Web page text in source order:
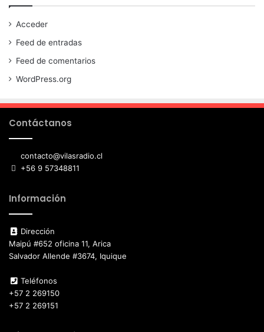
Acceder
Feed de entradas
Feed de comentarios
WordPress.org
Contáctanos
contacto@vilasradio.cl
+56 9 57348811
Información
Dirección
Maipú #652 oficina 11, Arica
Salvador Allende #3674, Iquique
Teléfonos
+57 2 269150
+57 2 269151